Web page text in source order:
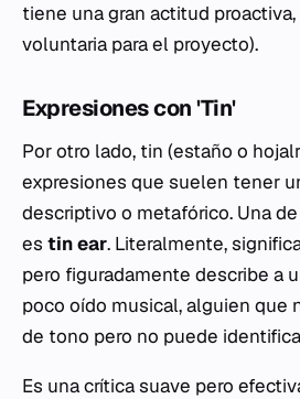
tiene una gran actitud
voluntaria para el proyecto).
Expresiones con 'Tin'
Por otro lado, tin (estaño o
expresiones que suelen tener
descriptivo o metafórico. Una
es tin ear. Literalmente,
pero figuradamente describe a
poco oído musical, alguien que
de tono pero no puede
Es una crítica suave pero